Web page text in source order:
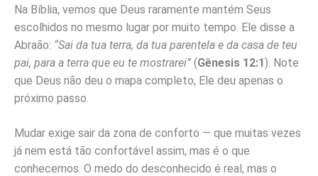
Na Bíblia, vemos que Deus raramente mantém Seus
escolhidos no mesmo lugar por muito tempo. Ele disse a
Abraão: “Sai da tua terra, da tua parentela e da casa de teu
pai, para a terra que eu te mostrarei” (Gênesis 12:1). Note
que Deus não deu o mapa completo, Ele deu apenas o
próximo passo.
Mudar exige sair da zona de conforto — que muitas vezes
já nem está tão confortável assim, mas é o que
conhecemos. O medo do desconhecido é real, mas o